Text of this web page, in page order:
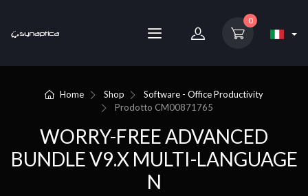
0
Home Shop
Software - Office Productivity
Prodotto CM00871765
WORRY-FREE ADVANCED
BUNDLE V9.X MULTI-LANGUAGE
N